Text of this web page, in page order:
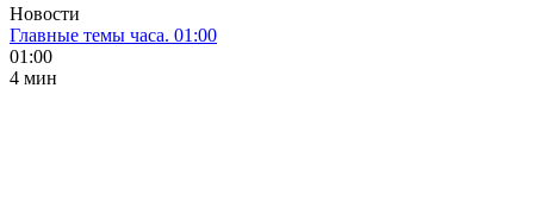
Новости
Главные темы часа. 01:00
01:00
4 мин